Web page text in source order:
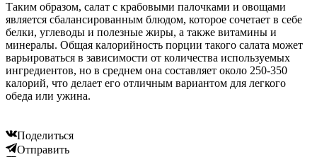
Таким образом, салат с крабовыми палочками и овощами
является сбалансированным блюдом, которое сочетает в себе
белки, углеводы и полезные жиры, а также витамины и
минералы. Общая калорийность порции такого салата может
варьироваться в зависимости от количества используемых
ингредиентов, но в среднем она составляет около 250-350
калорий, что делает его отличным вариантом для легкого
обеда или ужина.
Поделиться
Отправить